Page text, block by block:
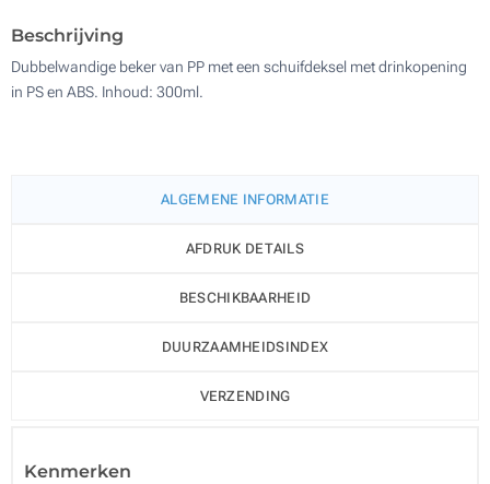
Beschrijving
Dubbelwandige beker van PP met een schuifdeksel met drinkopening
in PS en ABS. Inhoud: 300ml.
ALGEMENE INFORMATIE
AFDRUK DETAILS
BESCHIKBAARHEID
DUURZAAMHEIDSINDEX
VERZENDING
Kenmerken